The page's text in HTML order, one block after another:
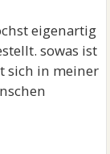
eigenartig
sowas ist
sich in meiner